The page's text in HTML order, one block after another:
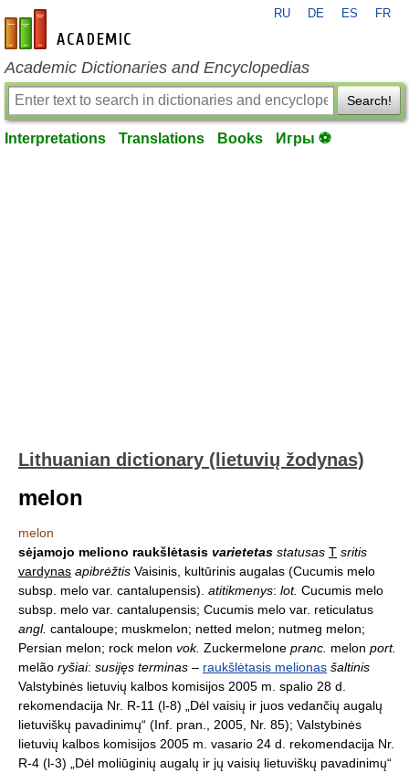
en-academic.com
RU DE ES FR
Academic Dictionaries and Encyclopedias
Search!
Interpretations Translations Books Игры ⚽
Lithuanian dictionary (lietuvių žodynas)
melon
melon
sėjamojo meliono raukšlėtasis varietetas statusas T sritis
vardynas apibrėžtis Vaisinis, kultūrinis augalas (Cucumis melo
subsp. melo var. cantalupensis). atitikmenys: lot. Cucumis melo
subsp. melo var. cantalupensis; Cucumis melo var. reticulatus
angl. cantaloupe; muskmelon; netted melon; nutmeg melon;
Persian melon; rock melon vok. Zuckermelone pranc. melon port.
melão ryšiai: susijęs terminas – raukšlėtasis melionas šaltinis
Valstybinės lietuvių kalbos komisijos 2005 m. spalio 28 d.
rekomendacija Nr. R-11 (l-8) „Dėl vaisių ir juos vedančių augalų
lietuviškų pavadinimų“ (Inf. pran., 2005, Nr. 85); Valstybinės
lietuvių kalbos komisijos 2005 m. vasario 24 d. rekomendacija Nr.
R-4 (l-3) „Dėl moliūginių augalų ir jų vaisių lietuviškų pavadinimų“